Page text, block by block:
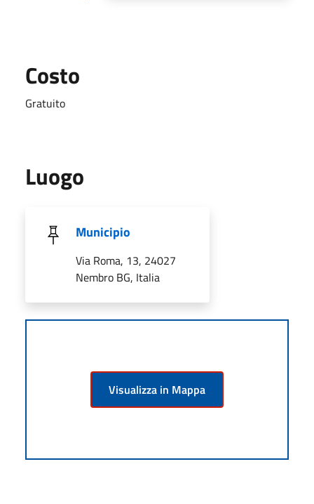
Costo
Gratuito
Luogo
Municipio
Via Roma, 13, 24027
Nembro BG, Italia
Visualizza in Mappa